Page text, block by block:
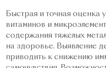
Быстрая и точная
витаминов и
содержания тяжелых
на здоровье. Выявление
приводить к снижению